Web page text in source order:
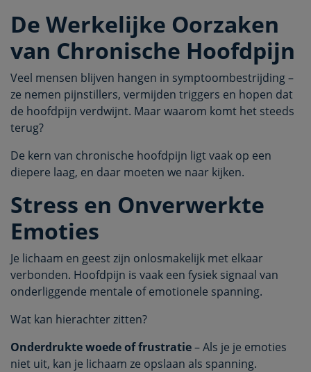
De Werkelijke Oorzaken
van Chronische Hoofdpijn
Veel mensen blijven hangen in symptoombestrijding –
ze nemen pijnstillers, vermijden triggers en hopen dat
de hoofdpijn verdwijnt. Maar waarom komt het steeds
terug?
De kern van chronische hoofdpijn ligt vaak op een
diepere laag, en daar moeten we naar kijken.
Stress en Onverwerkte
Emoties
Je lichaam en geest zijn onlosmakelijk met elkaar
verbonden. Hoofdpijn is vaak een fysiek signaal van
onderliggende mentale of emotionele spanning.
Wat kan hierachter zitten?
Onderdrukte woede of frustratie– Als je je emoties
niet uit, kan je lichaam ze opslaan als spanning.